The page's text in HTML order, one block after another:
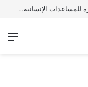
أرقام المؤسسات والجمعيات في قطاع غزة للمساعدات الإنسانية العاجلة